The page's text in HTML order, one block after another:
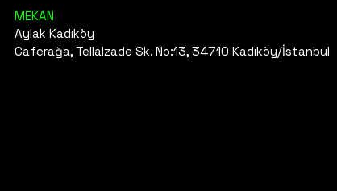
MEKAN
Aylak Kadıköy
Caferağa, Tellalzade Sk. No:13, 34710 Kadıköy/İstanbul